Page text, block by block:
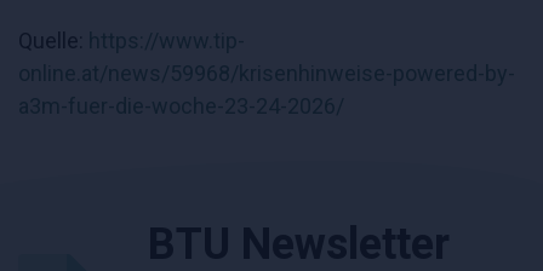
Quelle:
BTU Newsletter